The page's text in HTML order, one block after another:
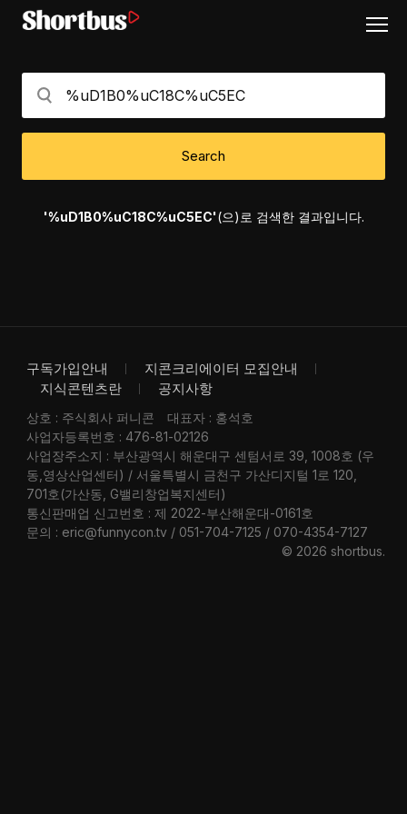
Search
'%uD1B0%uC18C%uC5EC'(으)로 검색한 결과입니다.
구독가입안내
지콘크리에이터 모집안내
지식콘텐츠란
공지사항
상호 : 주식회사 퍼니콘
대표자 : 홍석호
사업자등록번호 : 476-81-02126
사업장주소지 : 부산광역시 해운대구 센텀서로 39, 1008호 (우
동,영상산업센터) / 서울특별시 금천구 가산디지털 1로 120,
701호(가산동, G밸리창업복지센터)
통신판매업 신고번호 : 제 2022-부산해운대-0161호
문의 : eric@funnycon.tv / 051-704-7125 / 070-4354-7127
© 2026 shortbus.